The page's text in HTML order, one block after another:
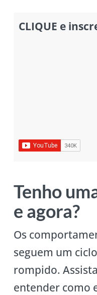
CLIQUE e
Tenho
e agora?
Os
seguem um
rompido.
entender como